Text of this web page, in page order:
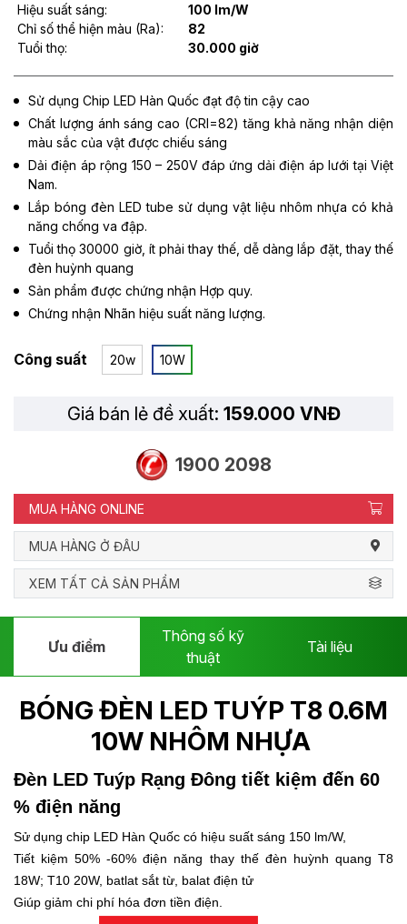
Hiệu suất sáng:
100 lm/W
Chỉ số thể hiện màu (Ra):
82
Tuổi thọ:
30.000 giờ
Sử dụng Chip LED Hàn Quốc đạt độ tin cậy cao
Chất lượng ánh sáng cao (CRI=82) tăng khả năng nhận diện
màu sắc của vật được chiếu sáng
Dải điện áp rộng 150 – 250V đáp ứng dải điện áp lưới tại Việt
Nam.
Lắp bóng đèn LED tube sử dụng vật liệu nhôm nhựa có khả
năng chống va đập.
Tuổi thọ 30000 giờ, ít phải thay thế, dễ dàng lắp đặt, thay thế
đèn huỳnh quang
Sản phẩm được chứng nhận Hợp quy.
Chứng nhận Nhãn hiệu suất năng lượng.
Công suất 20w 10W
Giá bán lẻ đề xuất: 159.000 VNĐ
1900 2098
MUA HÀNG ONLINE
MUA HÀNG Ở ĐÂU
XEM TẤT CẢ SẢN PHẨM
Ưu điểm
Thông số kỹ
thuật
Tài liệu
BÓNG ĐÈN LED TUÝP T8 0.6M
10W NHÔM NHỰA
Đèn LED Tuýp Rạng Đông tiết kiệm đến 60
% điện năng
Sử dụng chip LED Hàn Quốc có hiệu suất sáng 150 lm/W,
Tiết kiệm 50% -60% điện năng thay thế đèn huỳnh quang T8
18W; T10 20W, batlat sắt từ, balat điện tử
Giúp giảm chi phí hóa đơn tiền điện.